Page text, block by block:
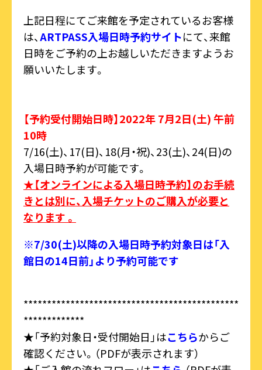
上記日程にてご来館を予定されているお客様
は、ARTPASS入場日時予約サイトにて、来館
日時をご予約の上お越しいただきますようお
願いいたします。
【予約受付開始日時】2022年 7月2日(土) 午前
10時
7/16(土)、17(日)、18(月・祝)、23(土)、24(日)の
入場日時予約が可能です。
★【オンラインによる入場日時予約】のお手続
きとは別に、入場チケットのご購入が必要と
なります 。
※7/30(土)以降の入場日時予約対象日は「入
館日の14日前」より予約可能です
**********************************************
*************
★「予約対象日・受付開始日」はこちらからご
確認ください。（PDFが表示されます）